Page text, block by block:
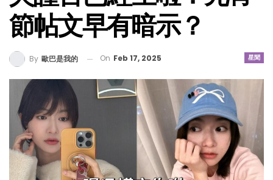
節帖文早有暗示？
星聞
By 歐巴是我的 On Feb 17, 2025